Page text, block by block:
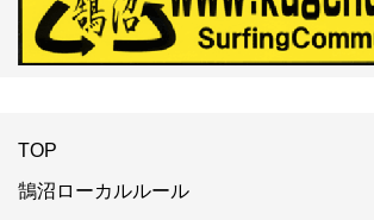
TOP
鵠沼ローカルルール